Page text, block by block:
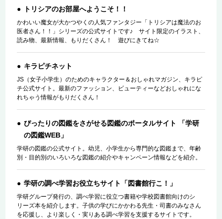
トリシアのお部屋へようこそ！！
かわいい魔女が大かつやくの人気ファンタジー「トリシアは魔法のお
医者さん！！」シリーズの公式サイトです♪ サイト限定のイラスト、
読み物、最新情報、もりだくさん！ 遊びにきてね☆
キラピチネット
JS（女子小学生）のためのキャラクター＆おしゃれマガジン、キラピ
チ公式サイト。最新のファッション、ビューティーなどおしゃれにな
れちゃう情報がもりだくさん！
ぴったりの図鑑をさがせる図鑑のポータルサイト 「学研
の図鑑WEB」
学研の図鑑の公式サイト。幼児、小学生から専門的な図鑑まで、年齢
別・目的別のいろいろな図鑑の紹介やキャンペーン情報などを紹介。
学研の調べ学習お役立ちサイト「図書館行こ！」
学研グループ発行の、調べ学習に役立つ書籍や学校図書館向けのシ
リーズ本を紹介します。子供の学びにかかわる先生・司書のみなさん
を応援し、より楽しく・実りある調べ学習を支援するサイトです。